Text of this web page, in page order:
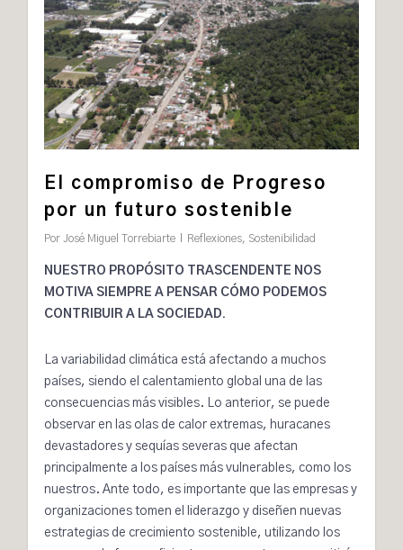
El compromiso de Progreso
por un futuro sostenible
Por José Miguel Torrebiarte Reflexiones, Sostenibilidad
NUESTRO PROPÓSITO TRASCENDENTE NOS
MOTIVA SIEMPRE A PENSAR CÓMO PODEMOS
CONTRIBUIR A LA SOCIEDAD.
La variabilidad climática está afectando a muchos
países, siendo el calentamiento global una de las
consecuencias más visibles. Lo anterior, se puede
observar en las olas de calor extremas, huracanes
devastadores y sequías severas que afectan
principalmente a los países más vulnerables, como los
nuestros. Ante todo, es importante que las empresas y
organizaciones tomen el liderazgo y diseñen nuevas
estrategias de crecimiento sostenible, utilizando los